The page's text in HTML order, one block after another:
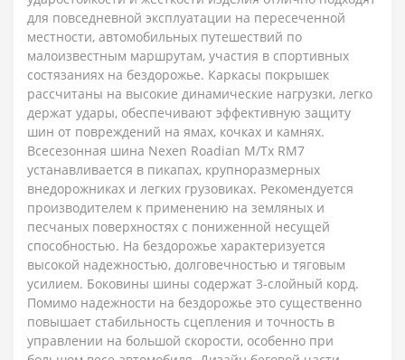
для повседневной эксплуатации на пересеченной
местности, автомобильных путешествий по
малоизвестным маршрутам, участия в спортивных
состязаниях на бездорожье. Каркасы покрышек
рассчитаны на высокие динамические нагрузки, легко
держат удары, обеспечивают эффективную защиту
шин от повреждений на ямах, кочках и камнях.
Всесезонная шина Nexen Roadian M/Tx RM7
устанавливается в пикапах, крупноразмерных
внедорожниках и легких грузовиках. Рекомендуется
производителем к применению на земляных и
песчаных поверхностях с пониженной несущей
способностью. На бездорожье характеризуется
высокой надежностью, долговечностью и тяговым
усилием. Боковины шины содержат 3-слойный корд.
Помимо надежности на бездорожье это существенно
повышает стабильность сцепления и точность в
управлении на большой скорости, особенно при